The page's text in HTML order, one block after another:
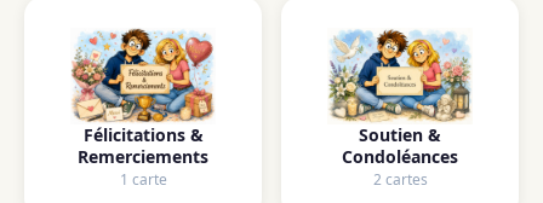
Félicitations &
Remerciements
1 carte
Soutien &
Condoléances
2 cartes